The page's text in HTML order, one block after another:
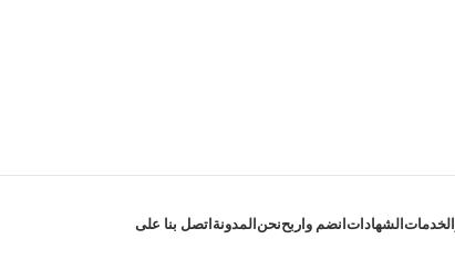
الخدماتالشهاداتانضم واربحنحنالمدونةاتصل بنا على